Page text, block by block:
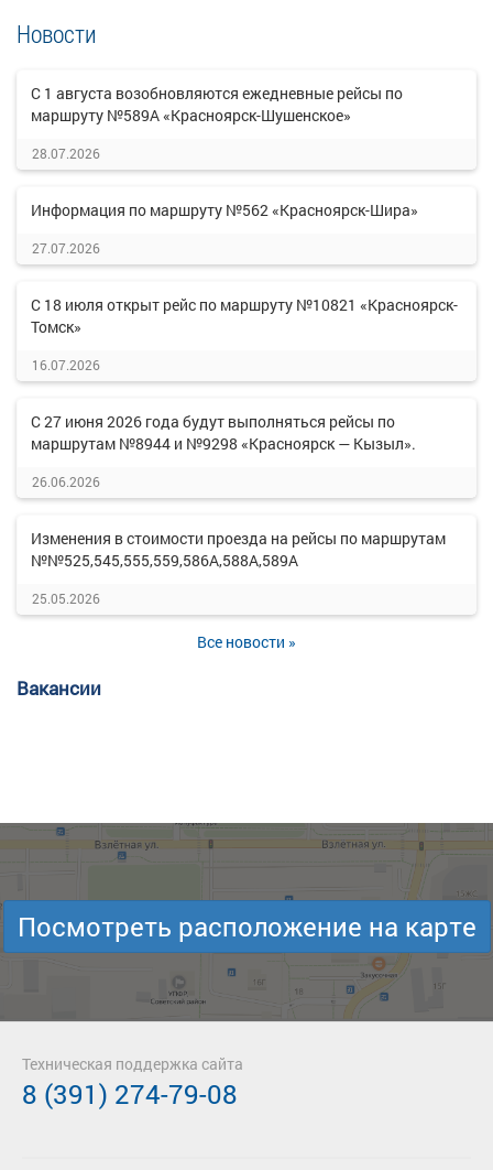
Новости
С 1 августа возобновляются ежедневные рейсы по
маршруту №589А «Красноярск-Шушенское»
28.07.2026
Информация по маршруту №562 «Красноярск-Шира»
27.07.2026
С 18 июля открыт рейс по маршруту №10821 «Красноярск-
Томск»
16.07.2026
С 27 июня 2026 года будут выполняться рейсы по
маршрутам №8944 и №9298 «Красноярск — Кызыл».
26.06.2026
Изменения в стоимости проезда на рейсы по маршрутам
№№525,545,555,559,586А,588А,589А
25.05.2026
Все новости »
Вакансии
Посмотреть расположение на карте
Техническая поддержка сайта
8 (391) 274-79-08